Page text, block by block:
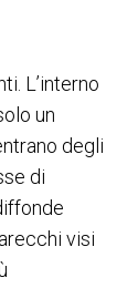
L’interno
un
degli
di
visi